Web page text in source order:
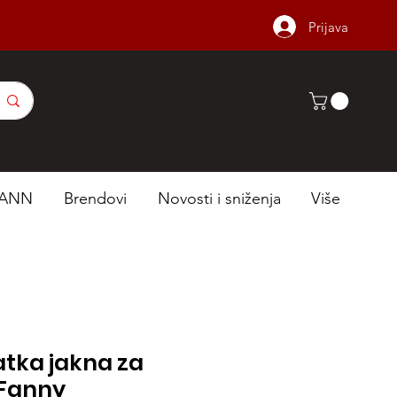
Prijava
Brendovi Novosti i sniženja Više
jakna za